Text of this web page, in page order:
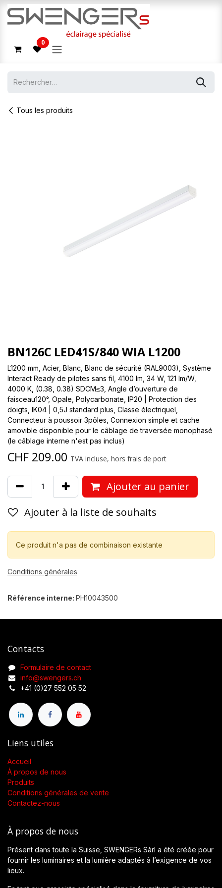
Se rendre au contenu
0
Tous les produits
BN126C LED41S/840 WIA L1200
L1200 mm, Acier, Blanc, Blanc de sécurité (RAL9003), Système
Interact Ready de pilotes sans fil, 4100 lm, 34 W, 121 lm/W,
4000 K, (0.38, 0.38) SDCM≤3, Angle d’ouverture de
faisceau120°, Opale, Polycarbonate, IP20 | Protection des
doigts, IK04 | 0,5J standard plus, Classe électriqueI,
Connecteur à poussoir 3pôles, Connexion simple et cache
amovible disponible pour le câblage de traversée monophasé
(le câblage interne n'est pas inclus)
CHF 209.00 TVA incluse, hors frais de port
Ajouter au panier
Ajouter à la liste de souhaits
Ce produit n'a pas de combinaison existante
Conditions générales
Référence interne: PH10043500
Contacts
Formulaire de contact
info@swengers.ch
+41 (0)27 552 05 52
Liens utiles
Accueil
À propos de nous
Produits
Conditions générales de vente
Contactez-nous
À propos de nous
Présent dans toute la Suisse, SWENGERs Sàrl a été créée pour
fournir les luminaires et la lumière adaptés à l’exigence de vos
lieux.